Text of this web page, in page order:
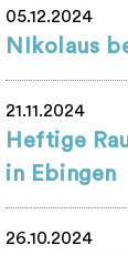
05.12.2024
NIkolaus
21.11.2024
Heftige
in Ebingen
26.10.2024